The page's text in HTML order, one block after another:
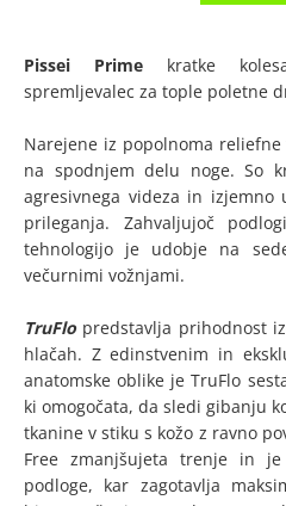
Pissei Primekratke
spremljevalec za tople poletne
Narejene iz popolnoma
na spodnjem delu noge. So
agresivnega videza in izjemno
prileganja. Zahvaljujoč
tehnologijo je udobje na
večurnimi vožnjami.
TruFlopredstavlja prihodnost
hlačah. Z edinstvenim in
anatomske oblike je TruFlo
ki omogočata, da sledi gibanju
tkanine v stiku s kožo z ravno
Free zmanjšujeta trenje in
podloge, kar zagotavlja